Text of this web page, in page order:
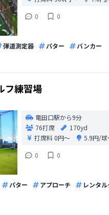
0
0
弾道測定器 パター
バンカー
フ練習場
竜田口駅から9分
76打席
170yd
打席料0円〜
5.9円/球
0
0
パター アプローチ
レンタ